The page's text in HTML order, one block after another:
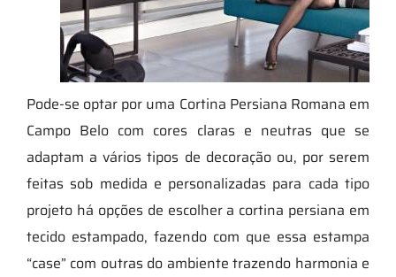
Pode-se optar por uma Cortina Persiana Romana em
Campo Belo com cores claras e neutras que se
adaptam a vários tipos de decoração ou, por serem
feitas sob medida e personalizadas para cada tipo
projeto há opções de escolher a cortina persiana em
tecido estampado, fazendo com que essa estampa
“case” com outras do ambiente trazendo harmonia e